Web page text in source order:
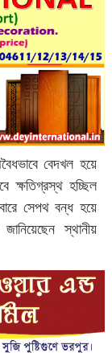
বেদখল হয়ে
ক্ষতিগ্রস্থ হচ্ছিল
সেপথ বন্ধ হয়ে
স্থানীয়